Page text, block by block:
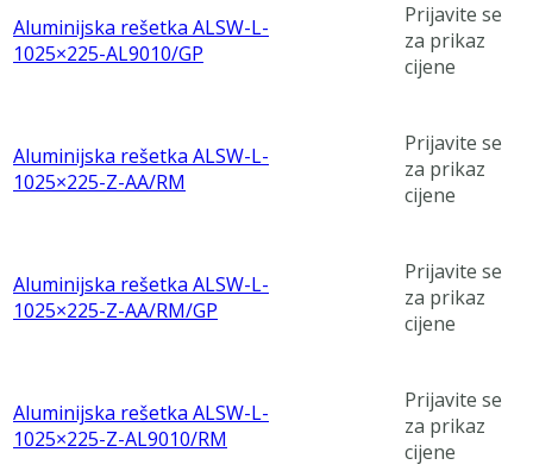
Aluminijska rešetka ALSW-L-
1025×225-AL9010/GP
Prijavite se
za prikaz
cijene
Aluminijska rešetka ALSW-L-
1025×225-Z-AA/RM
Prijavite se
za prikaz
cijene
Aluminijska rešetka ALSW-L-
1025×225-Z-AA/RM/GP
Prijavite se
za prikaz
cijene
Aluminijska rešetka ALSW-L-
1025×225-Z-AL9010/RM
Prijavite se
za prikaz
cijene